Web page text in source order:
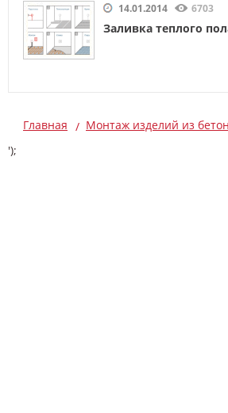
14.01.2014 6703
Заливка теплого
Главная
Монтаж изделий из
');